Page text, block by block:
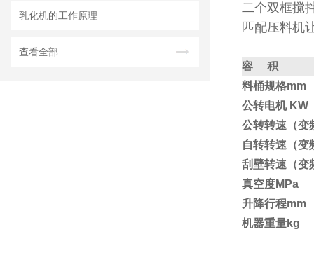
乳化机的工作原理
查看全部
二个双框搅
匹配压料机
容 积
料桶规格mm
公转电机 KW
公转转速（变
自转转速（变
刮壁转速（变
真空度MPa
升降行程mm
机器重量kg